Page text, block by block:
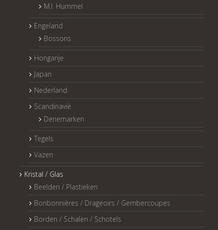
M.I. Hummel
Engeland
Bossons
Hongarije
Japan
Nederland
Scandinavië
Denemarken
Tegels
Vazen
Kristal / Glas
Beelden / Plastieken
Bonbonnières / Drageoirs / Gembercoupes
Borden / Schalen / Schotels